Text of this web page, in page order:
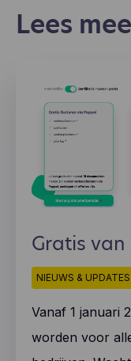
Lees
Gratis
NIEUWS & UPDATES
Vanaf 1 januari
worden voor